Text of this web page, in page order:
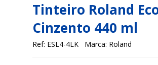
Tinteiro Roland
Cinzento 440 ml
Ref: ESL4-4LK Marca: Roland